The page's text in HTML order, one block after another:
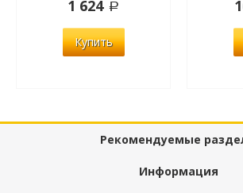
1 624
Купить
Рекомендуемые
Информация